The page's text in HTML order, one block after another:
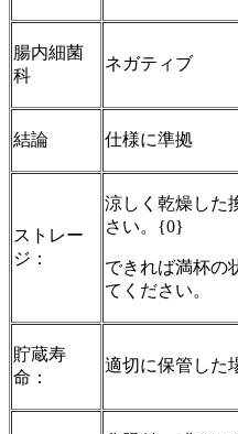
腸内細菌
科
ネガティブ
結論 仕様に準拠
ストレー
ジ：
涼しく乾燥した
さい。{0}
できれば満杯の
てください。
貯蔵寿
命：
適切に保管した